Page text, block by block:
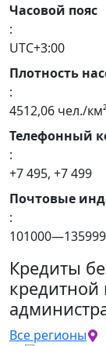
Часовой пояс
:
UTC+3:00
Плотность
:
4512,06 чел./км²
Телефонный
:
+7 495, +7 499
Почтовые
:
101000—135999
Кредиты
кредитной
Все регионы